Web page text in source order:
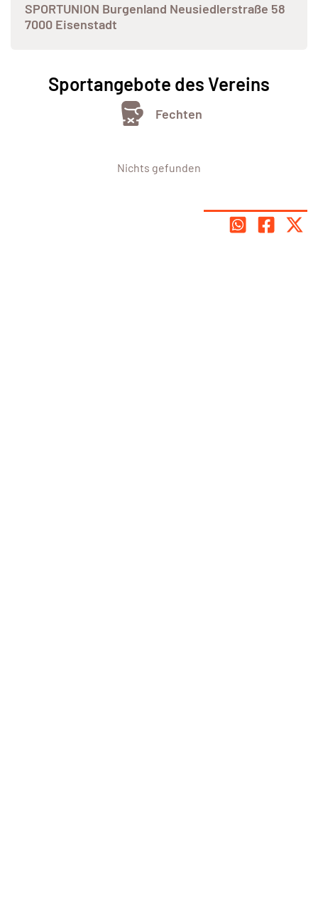
SPORTUNION Burgenland Neusiedlerstraße 58
7000 Eisenstadt
Sportangebote des Vereins
Fechten
Nichts gefunden